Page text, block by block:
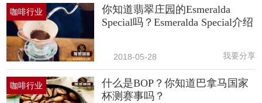
咖啡行业
你知道翡翠庄园的Esmeralda
Special吗？Esmeralda Special介绍
2018-05-28 我要分享
咖啡行业
什么是BOP？你知道巴拿马国家
杯测赛事吗？